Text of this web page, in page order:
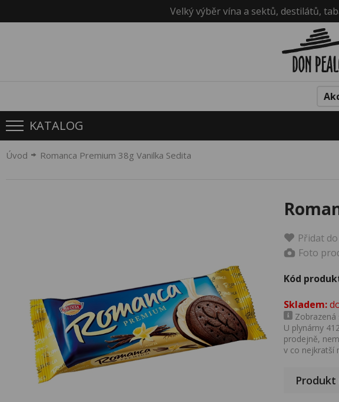
Velký výběr vína a sektů, destilátů,
KATALOG
Úvod Romanca Premium 38g Vanilka Sedita
Přidat
Foto
Kód
Skladem:
Zobrazená
U plynárny
prodejně,
v co nejkratší